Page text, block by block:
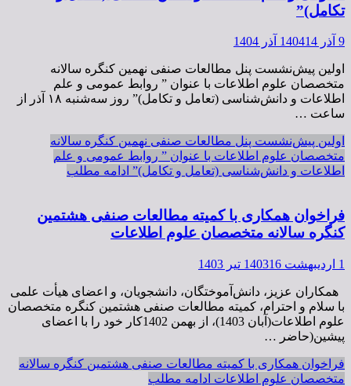
تکامل)”
9 آذر 1404 14 آذر 1404
اولین پیش‌نشست پنل مطالعات صنفی نهمین کنگره سالانه
متخصصان علوم اطلاعات با عنوان ” روابط عمومی و علم
اطلاعات و دانش‌شناسی (تعامل و تکامل)” روز سه‌شنبه ۱۸ آذر از
ساعت …
اولین پیش‌نشست پنل مطالعات صنفی نهمین کنگره سالانه
متخصصان علوم اطلاعات با عنوان ” روابط عمومی و علم
اطلاعات و دانش‌شناسی (تعامل و تکامل)” ادامه مطلب
فراخوان همکاری با کمیته مطالعات صنفی هشتمين
كنگره سالانه متخصصان علوم اطلاعات
1 اردیبهشت 1403 16 تیر 1403
همکاران عزیز، دانش‌آموختگان، دانشجویان، و اعضای هیأت علمی
با سلام و احترام، کمیته مطالعات صنفی هشتمین کنگره متخصصان
علوم اطلاعات(آبان 1403)، از بهمن 1402کار خود را با اعضای
پیشین(حاضر …
فراخوان همکاری با کمیته مطالعات صنفی هشتمين كنگره سالانه
متخصصان علوم اطلاعات ادامه مطلب